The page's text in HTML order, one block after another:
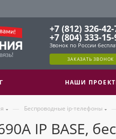
+7 (812) 326-
+7 (804) 333-
Звонок по России
ЗАКАЗАТЬ ЗВОНОК
НАШИ
— Беспроводные ip-телефоны
IP BASE,